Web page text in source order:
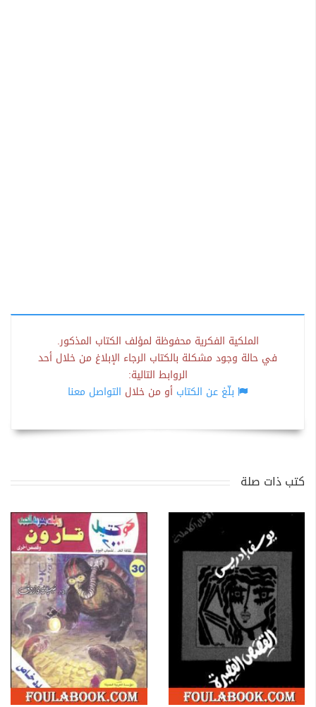
الملكية الفكرية محفوظة لمؤلف الكتاب المذكور.
في حالة وجود مشكلة بالكتاب الرجاء الإبلاغ من خلال أحد
الروابط التالية:
بلّغ عن الكتاب أو من خلال التواصل معنا
كتب ذات صلة